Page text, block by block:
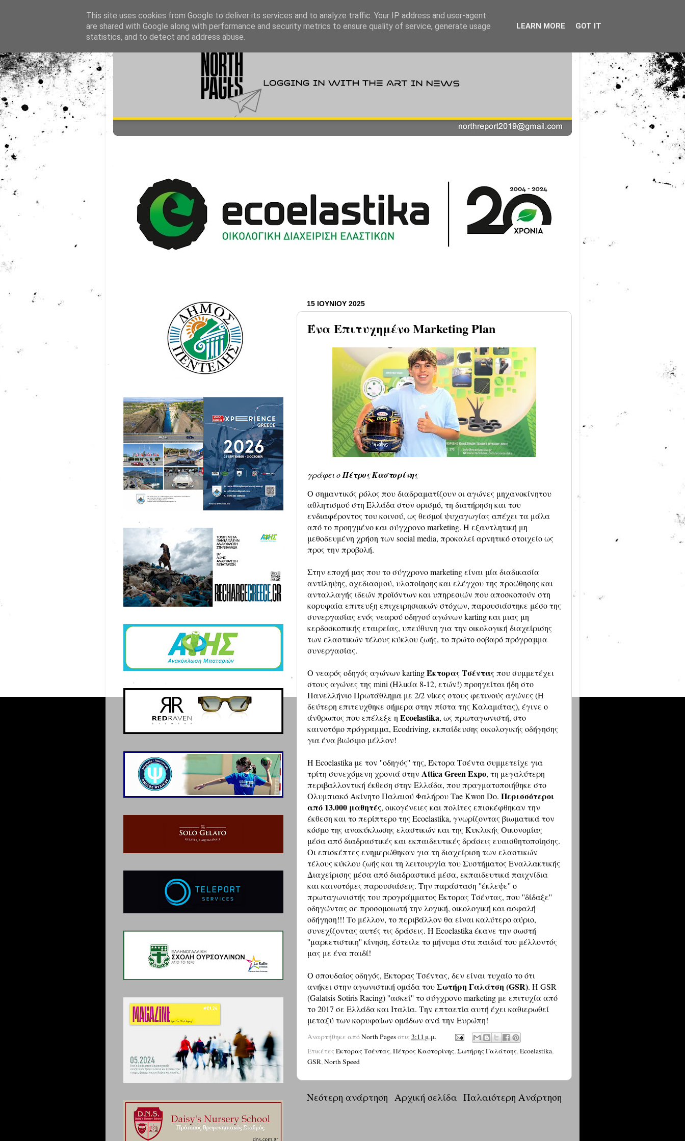
15 ΙΟΥΝΊΟΥ 2025
Ένα Επιτυχημένο Marketing Plan
γράφει οΠέτρος Καστορίνης
Ο σημαντικός ρόλος που διαδραματίζουν οι αγώνες μηχανοκίνητου
αθλητισμού στη Ελλάδα στον ορισμό, τη διατήρηση και του
ενδιαφέροντος του κοινού, ως θεσμοί ψυχαγωγίας απέχει τα μάλα
από το προηγμένο και σύγχρονο marketing. Η εξαντλητική μη
μεθοδευμένη χρήση των social media, προκαλεί αρνητικό στοιχείο ως
προς την προβολή.
Στην εποχή μας που το σύγχρονο marketing είναι μία διαδικασία
αντίληψης, σχεδιασμού, υλοποίησης και ελέγχου της προώθησης και
ανταλλαγής ιδεών προϊόντων και υπηρεσιών που αποσκοπούν στη
κορυφαία επιτευξη επιχειρησιακών στόχων, παρουσιάστηκε μέσο της
συνεργασίας ενός νεαρού οδηγού αγώνων karting και μιας μη
κερδοσκοπικής εταιρείας, υπεύθυνη για την οικολογική διαχείρισης
των ελαστικών τέλους κύκλου ζωής, το πρώτο σοβαρό πρόγραμμα
συνεργασίας.
Ο νεαρός οδηγός αγώνων kartingΈκτορας Τσένταςπου συμμετέχει
στους αγώνες της mini (Ηλικία 8-12, ετών!) προηγείται ήδη στο
Πανελλήνιο Πρωτάθλημα με 2/2 νίκες στους φετινούς αγώνες (Η
δεύτερη επιτευχθηκε σήμερα στην πίστα της Καλαμάτας), έγινε ο
άνθρωπος που επέλεξε η Ecoelastika, ως πρωταγωνιστή, στο
καινοτόμο πρόγραμμα, Ecodriving, εκπαίδευσης οικολογικής οδήγησης
για ένα βιώσιμο μέλλον!
Η Ecoelastika με τον ''οδηγός'' της, Έκτορα Τσέντα συμμετείχε για
τρίτη συνεχόμενη χρονιά στην Attica Green Expo, τη μεγαλύτερη
περιβαλλοντική έκθεση στην Ελλάδα, που πραγματοποιήθηκε στο
Ολυμπιακό Ακίνητο Παλαιού Φαλήρου Τae Kwon Do. Περισσότεροι
από 13.000 μαθητές, οικογένειες και πολίτες επισκέφθηκαν την
έκθεση και το περίπτερο της Ecoelastika, γνωρίζοντας βιωματικά τον
κόσμο της ανακύκλωσης ελαστικών και της Κυκλικής Οικονομίας
μέσα από διαδραστικές και εκπαιδευτικές δράσεις ευαισθητοποίησης.
Οι επισκέπτες ενημερώθηκαν για τη διαχείριση των ελαστικών
τέλους κύκλου ζωής και τη λειτουργία του Συστήματος Εναλλακτικής
Διαχείρισης μέσα από διαδραστικά μέσα, εκπαιδευτικά παιχνίδια
και καινοτόμες παρουσιάσεις. Την παράσταση ''έκλεψε'' ο
πρωταγωνιστής του προγράμματος Έκτορας Τσέντας, που ''δίδαξε''
οδηγώντας σε προσομοιωτή την λογική, οικολογική και ασφαλή
οδήγηση!!! Το μέλλον, το περιβάλλον θα είναι καλύτερο αύριο,
συνεχίζοντας αυτές τις δράσεις. Η Ecoelastika έκανε την σωστή
''μαρκετιστικη'' κίνηση, έστειλε το μήνυμα στα παιδιά του μέλλοντός
μας με ένα παιδί!
Ο σπουδαίος οδηγός, Έκτορας Τσέντας, δεν είναι τυχαίο το ότι
ανήκει στην αγωνιστική ομάδα τουΣωτήρη Γαλάτση (GSR). Η GSR
(Galatsis Sotiris Racing) ''ασκεί'' το σύγχρονο marketing με επιτυχία από
το 2017 σε Ελλάδα και Ιταλία. Την επταετία αυτή έχει καθιερωθεί
μεταξύ των κορυφαίων ομάδων ανά την Ευρώπη!
Αναρτήθηκε απόNorth Pagesστις 3:11 μ.μ.
Ετικέτες Έκτορας Τσέντας,Πέτρος Καστορίνης,Σωτήρης Γαλάτσης,Ecoelastika,
GSR,North Speed
Νεότερη ανάρτηση Παλαιότερη Ανάρτηση
Αρχική σελίδα
This site uses cookies from Google to deliver its services and to analyze traffic. Your IP address and user-agent
are shared with Google along with performance and security metrics to ensure quality of service, generate usage
statistics, and to detect and address abuse.
LEARN MORE GOT IT